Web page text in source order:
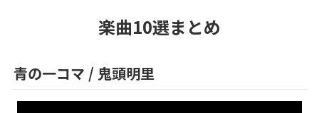
楽曲10選まとめ
青の一コマ / 鬼頭明里